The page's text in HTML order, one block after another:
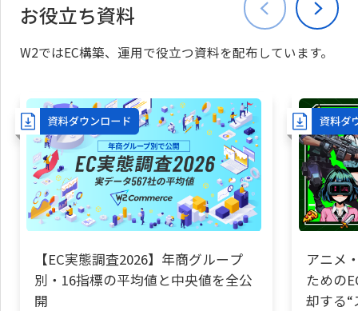
お役立ち資料
W2ではEC構築、運用で役立つ資料を配布しています。
【EC実態調査2026】年商グループ
別・16指標の平均値と中央値を全公
開
アニメ
ための
却する